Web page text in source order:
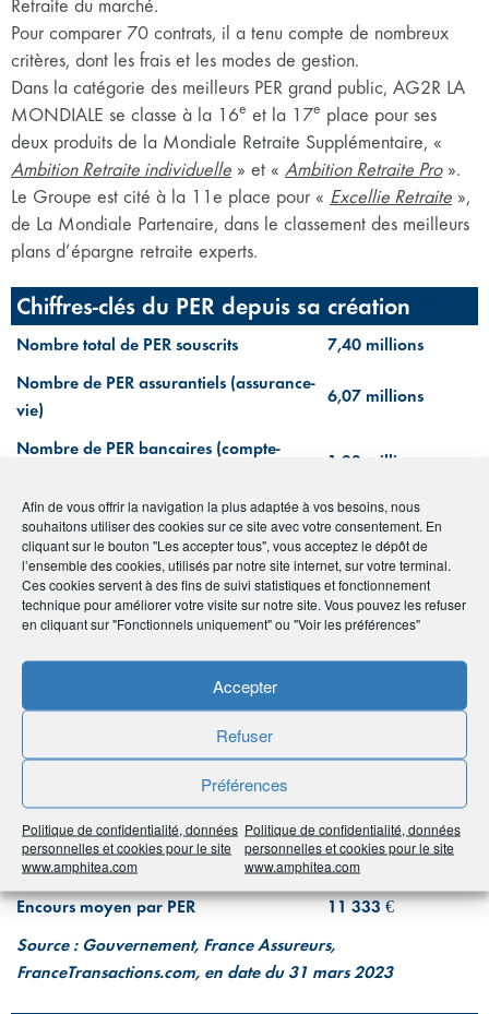
Afin de vous offrir la navigation la plus adaptée à vos besoins, nous
souhaitons utiliser des cookies sur ce site avec votre consentement. En
cliquant sur le bouton "Les accepter tous", vous acceptez le dépôt de
l’ensemble des cookies, utilisés par notre site internet, sur votre terminal.
Ces cookies servent à des fins de suivi statistiques et fonctionnement
technique pour améliorer votre visite sur notre site. Vous pouvez les refuser
en cliquant sur "Fonctionnels uniquement" ou "Voir les préférences"
Accepter
Refuser
Préférences
Politique de confidentialité, données
personnelles et cookies pour le site
www.amphitea.com
Politique de confidentialité, données
personnelles et cookies pour le site
www.amphitea.com
Retraite du marché.
Pour comparer 70 contrats, il a tenu compte de nombreux
critères, dont les frais et les modes de gestion.
Dans la catégorie des meilleurs PER grand public, AG2R LA
MONDIALE se classe à la 16e et la 17e place pour ses
deux produits de la Mondiale Retraite Supplémentaire, «
Ambition Retraite individuelle » et « Ambition Retraite Pro».
Le Groupe est cité à la 11e place pour « Excellie Retraite »,
de La Mondiale Partenaire, dans le classement des meilleurs
plans d’épargne retraite experts.
Chiffres-clés du PER depuis sa création
Nombre total de PER souscrits
7,40 millions
Nombre de PER assurantiels (assurance-
vie)
6,07 millions
Nombre de PER bancaires (compte-
1,33 million
Encours total sur les PER (tous
confondus)
85,00 milliards
d’euros
Encours sur les PER Individuel
(compartiment 1)
58,9 milliards
d’euros
(compartiment 2)
Encours sur les PER obligatoire
10,7 milliards
Encours total sur les PER assurantiels
d’euros
Encours total sur les PER bancaires
9,35 milliards
d’euros
Encours moyen par PER
11 333 €
Source : Gouvernement, France Assureurs,
FranceTransactions.com, en date du 31 mars 2023